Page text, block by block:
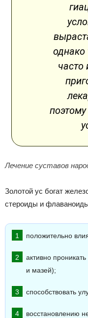
однако
часто
Лечение суставов
Золотой ус богат
стероиды и
положительно
активно
и мазей);
способствовать
восстановлению